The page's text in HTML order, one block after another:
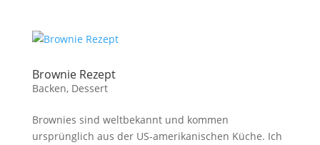
Brownie Rezept
Backen, Dessert
Brownies sind weltbekannt und kommen
ursprünglich aus der US-amerikanischen Küche. Ich